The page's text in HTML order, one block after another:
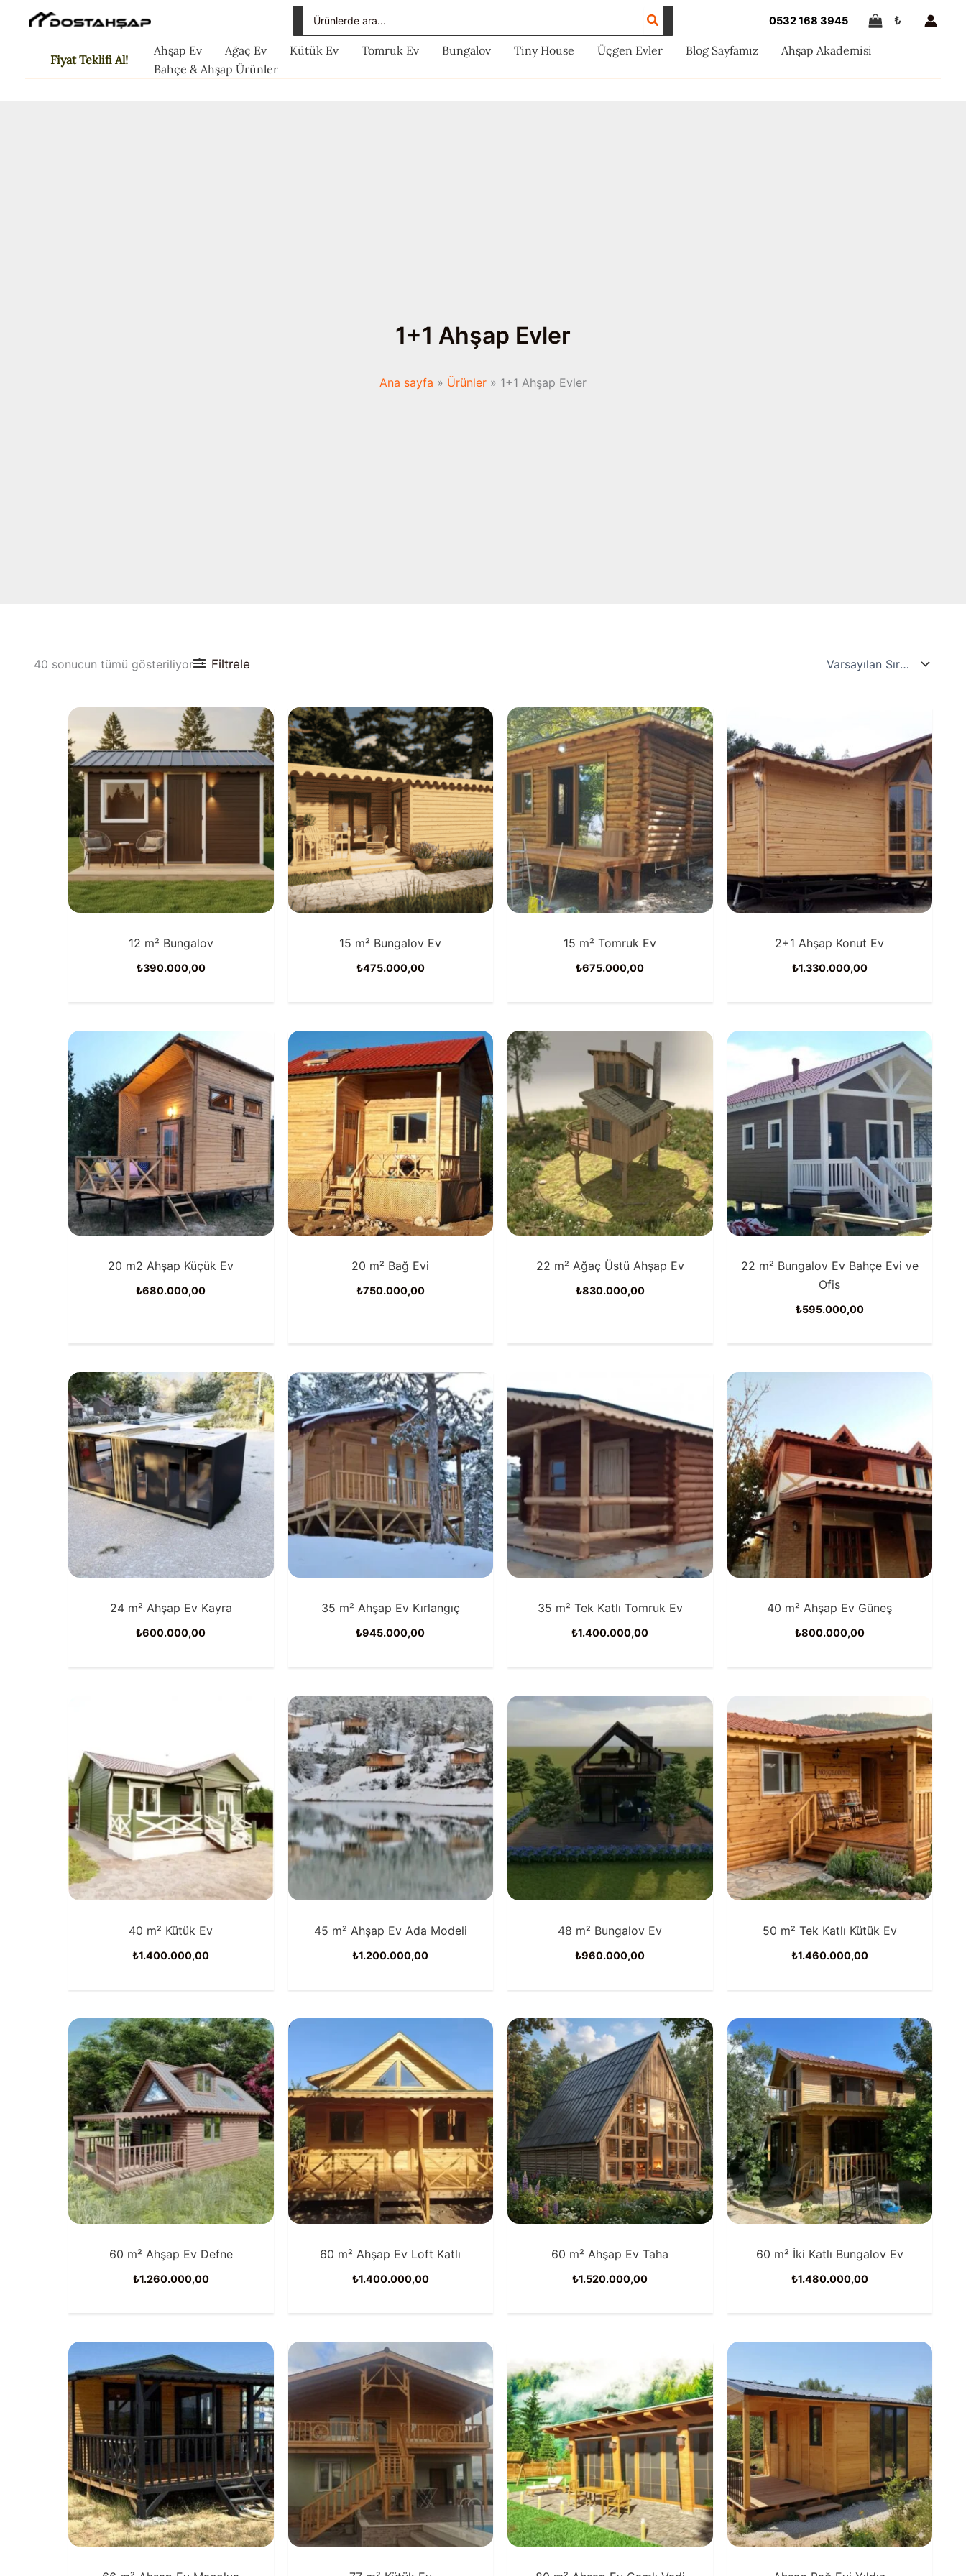
Search
for:
0532 168 3945 ₺
Fiyat Teklifi Al!
Ahşap Ev Ağaç Ev Kütük Ev Tomruk Ev Bungalov Tiny House Üçgen Evler Blog Sayfamız
Ahşap Akademisi
Bahçe & Ahşap Ürünler
1+1 Ahşap Evler
Ana sayfa Ürünler 1+1 Ahşap Evler
40 sonucun tümü gösteriliyor Filtrele
12 m² Bungalov
₺390.000,00
15 m² Bungalov Ev
₺475.000,00
15 m² Tomruk Ev
₺675.000,00
2+1 Ahşap Konut Ev
₺1.330.000,00
20 m2 Ahşap Küçük Ev
₺680.000,00
20 m² Bağ Evi
₺750.000,00
22 m² Ağaç Üstü Ahşap Ev
₺830.000,00
22 m² Bungalov Ev Bahçe Evi ve
Ofis
₺595.000,00
24 m² Ahşap Ev Kayra
₺600.000,00
35 m² Ahşap Ev Kırlangıç
₺945.000,00
35 m² Tek Katlı Tomruk Ev
₺1.400.000,00
40 m² Ahşap Ev Güneş
₺800.000,00
40 m² Kütük Ev
₺1.400.000,00
45 m² Ahşap Ev Ada Modeli
₺1.200.000,00
48 m² Bungalov Ev
₺960.000,00
50 m² Tek Katlı Kütük Ev
₺1.460.000,00
60 m² Ahşap Ev Defne
₺1.260.000,00
60 m² Ahşap Ev Loft Katlı
₺1.400.000,00
60 m² Ahşap Ev Taha
₺1.520.000,00
60 m² İki Katlı Bungalov Ev
₺1.480.000,00